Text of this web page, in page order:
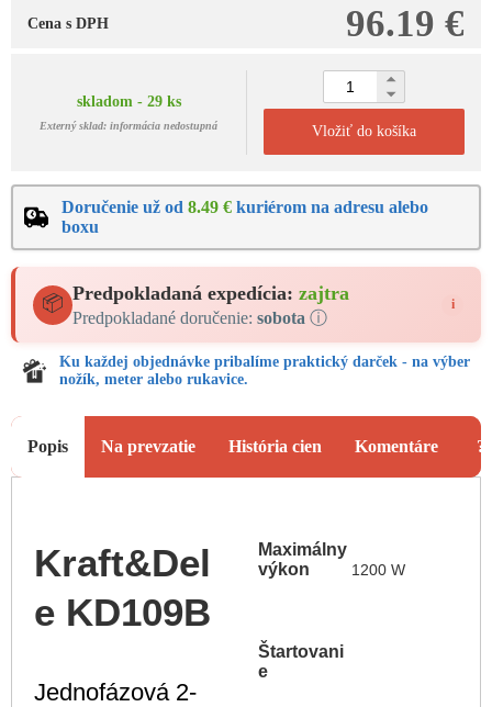
96.19 €
Cena s DPH
skladom - 29 ks
Externý sklad: informácia nedostupná Vložiť do košíka
Doručenie už od 8.49 € kuriérom na adresu alebo
boxu
📦 Predpokladaná expedícia: zajtra
Predpokladané doručenie: sobota ⓘ
i
Ku každej objednávke pribalíme praktický darček - na výber
nožík, meter alebo rukavice.
Popis Na prevzatie História cien Komentáre ?
Kraft&Del
e KD109B
Jednofázová 2-
Maximálny
výkon
1200 W
Štartovani
e